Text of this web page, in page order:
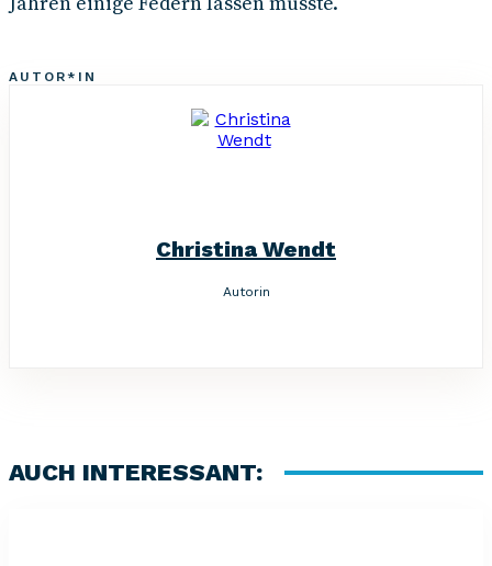
AUTOR*IN
Christina Wendt
Autorin
AUCH INTERESSANT: